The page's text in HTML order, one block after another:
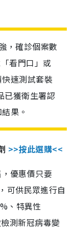
，確診個案數
看門口」或
速測試套裝
已獲衛生署認
果。
>>按此選購<<
優惠價只要
可供民眾進行自
、特異性
測新冠病毒變